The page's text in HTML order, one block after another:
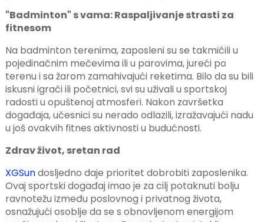
"Badminton" s vama: Raspaljivanje strasti za
fitnesom
Na badminton terenima, zaposleni su se takmičili u
pojedinačnim mečevima ili u parovima, jureći po
terenu i sa žarom zamahivajući reketima. Bilo da su bili
iskusni igrači ili početnici, svi su uživali u sportskoj
radosti u opuštenoj atmosferi. Nakon završetka
događaja, učesnici su nerado odlazili, izražavajući nadu
u još ovakvih fitnes aktivnosti u budućnosti.
Zdrav život, sretan rad
XGSundosljedno daje prioritet dobrobiti zaposlenika.
Ovaj sportski događaj imao je za cilj potaknuti bolju
ravnotežu između poslovnog i privatnog života,
osnažujući osoblje da se s obnovljenom energijom